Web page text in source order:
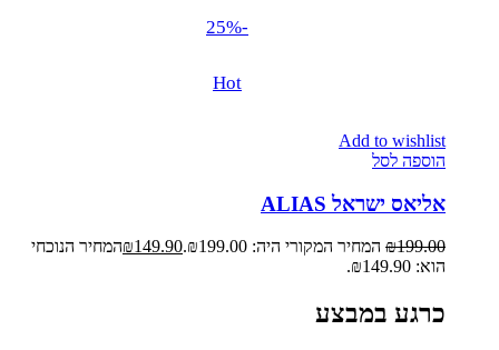
-25%
Hot
Add to wishlist
הוספה לסל
אליאס ישראל ALIAS
₪199.00 המחיר המקורי היה: ₪199.00. ₪149.90
המחיר הנוכחי
הוא: ₪149.90.
כרגע במבצע